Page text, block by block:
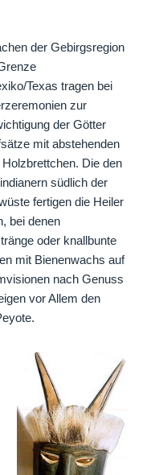
der Gebirgsregion
Texas tragen bei
zur
der Götter
mit abstehenden
Holzbrettchen. Die den
südlich der
fertigen die Heiler
bei denen
oder knallbunte
mit Bienenwachs auf
nach Genuss
vor Allem den